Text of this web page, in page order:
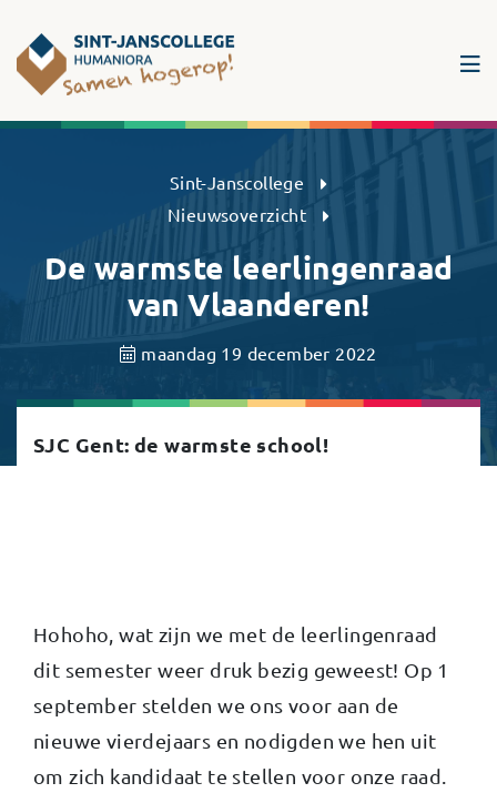
Sint-Janscollege Humaniora
Sint-Janscollege
Nieuwsoverzicht
De warmste leerlingenraad
van Vlaanderen!
maandag 19 december 2022
SJC Gent: de warmste school!
Hohoho, wat zijn we met de leerlingenraad
dit semester weer druk bezig geweest! Op 1
september stelden we ons voor aan de
nieuwe vierdejaars en nodigden we hen uit
om zich kandidaat te stellen voor onze raad.